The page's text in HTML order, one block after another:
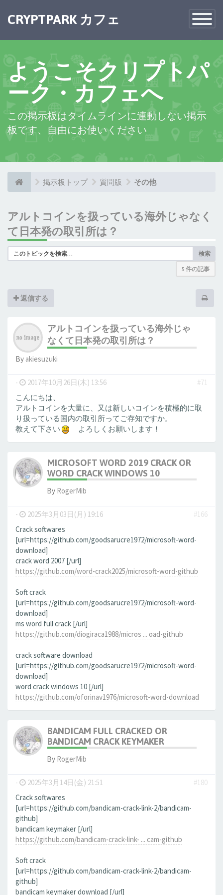
Toggle
CRYPTPARK カフェ ×
ようこそクリプトパ
ーク・カフェへ
この掲示板はタイムラインに連動しない掲示
板です、自由にお使いください
掲示板トップ 質問版 その他
アルトコインを扱っている海外じゃなく
て日本発の取引所は？
検索
5 件の記事
返信する
アルトコインを扱っている海外じゃ
なくて日本発の取引所は？
By akiesuzuki
- 2017年10月26日(木) 13:56
#71
こんにちは、
アルトコインを大量に、又は新しいコインを積極的に取
り扱っている国内の取引所ってご存知ですか。
教えて下さい
よろしくお願いします！
MICROSOFT WORD 2019 CRACK OR
WORD CRACK WINDOWS 10
By RogerMib
- 2025年3月03日(月) 19:16
#166
Crack softwares
[url=https://github.com/goodsarucre1972/microsoft-word-
download]
crack word 2007 [/url]
https://github.com/word-crack2025/microsoft-word-github
Soft crack
[url=https://github.com/goodsarucre1972/microsoft-word-
download]
ms word full crack [/url]
https://github.com/diogiraca1988/micros ... oad-github
crack software download
[url=https://github.com/goodsarucre1972/microsoft-word-
download]
word crack windows 10 [/url]
https://github.com/oforinav1976/microsoft-word-download
BANDICAM FULL CRACKED OR
BANDICAM CRACK KEYMAKER
By RogerMib
- 2025年3月14日(金) 21:51
#180
Crack softwares
[url=https://github.com/bandicam-crack-link-2/bandicam-
github]
bandicam keymaker [/url]
https://github.com/bandicam-crack-link- ... cam-github
Soft crack
[url=https://github.com/bandicam-crack-link-2/bandicam-
github]
bandicam keymaker download [/url]